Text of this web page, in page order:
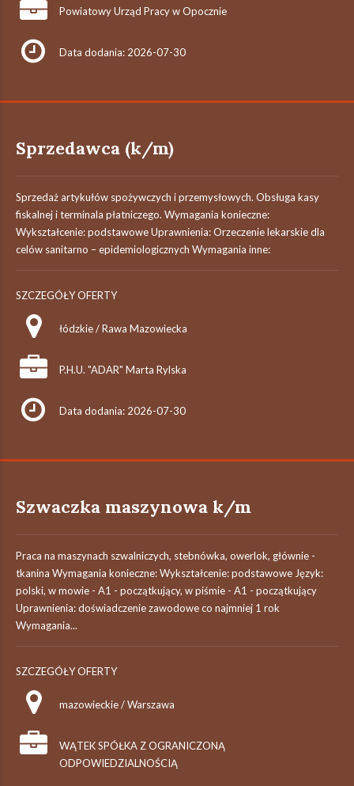
Powiatowy Urząd Pracy w Opocznie
Data dodania: 2026-07-30
Sprzedawca (k/m)
Sprzedaż artykułów spożywczych i przemysłowych. Obsługa kasy
fiskalnej i terminala płatniczego. Wymagania konieczne:
Wykształcenie: podstawowe Uprawnienia: Orzeczenie lekarskie dla
celów sanitarno – epidemiologicznych Wymagania inne:
SZCZEGÓŁY OFERTY
łódzkie / Rawa Mazowiecka
P.H.U. "ADAR" Marta Rylska
Data dodania: 2026-07-30
Szwaczka maszynowa k/m
Praca na maszynach szwalniczych, stebnówka, owerlok, głównie -
tkanina Wymagania konieczne: Wykształcenie: podstawowe Język:
polski, w mowie - A1 - początkujący, w piśmie - A1 - początkujący
Uprawnienia: doświadczenie zawodowe co najmniej 1 rok
Wymagania...
SZCZEGÓŁY OFERTY
mazowieckie / Warszawa
WĄTEK SPÓŁKA Z OGRANICZONĄ
ODPOWIEDZIALNOŚCIĄ